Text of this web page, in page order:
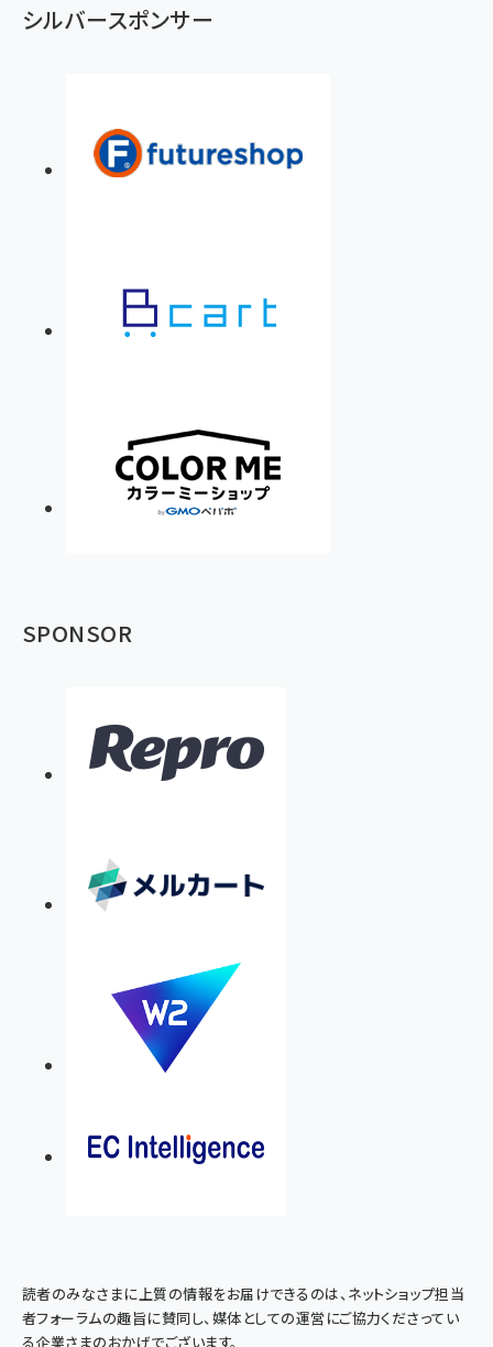
シルバースポンサー
SPONSOR
読者のみなさまに上質の情報をお届けできるのは、ネットショップ担当
者フォーラムの趣旨に賛同し、媒体としての運営にご協力くださってい
る企業さまのおかげでございます。